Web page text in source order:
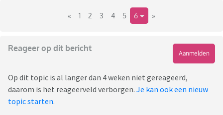
« 1 2 3 4 5 6 »
Reageer op dit bericht
Aanmelden
Op dit topic is al langer dan 4 weken niet gereageerd,
daarom is het reageerveld verborgen. Je kan ook een nieuw
topic starten.